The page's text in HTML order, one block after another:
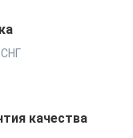
качества